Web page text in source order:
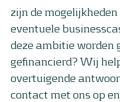
zijn de mogelijkheden
eventuele
deze ambitie worden
gefinancierd? Wij
overtuigende
contact met ons op